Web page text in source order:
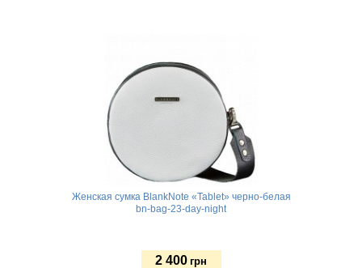
Женская сумка BlankNote «Tablet» черно-белая
bn-bag-23-day-night
2 400 грн